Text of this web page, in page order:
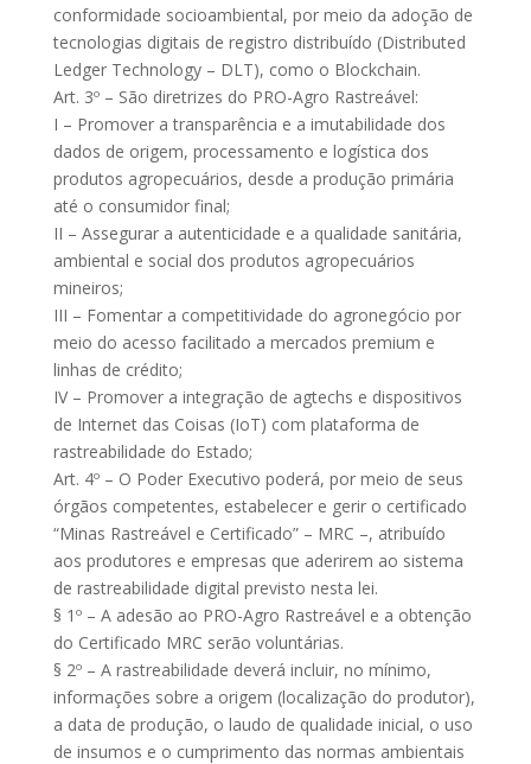
conformidade socioambiental, por meio da adoção de
tecnologias digitais de registro distribuído (Distributed
Ledger Technology – DLT), como o Blockchain.
Art. 3º – São diretrizes do PRO-Agro Rastreável:
I – Promover a transparência e a imutabilidade dos
dados de origem, processamento e logística dos
produtos agropecuários, desde a produção primária
até o consumidor final;
II – Assegurar a autenticidade e a qualidade sanitária,
ambiental e social dos produtos agropecuários
mineiros;
III – Fomentar a competitividade do agronegócio por
meio do acesso facilitado a mercados premium e
linhas de crédito;
IV – Promover a integração de agtechs e dispositivos
de Internet das Coisas (IoT) com plataforma de
rastreabilidade do Estado;
Art. 4º – O Poder Executivo poderá, por meio de seus
órgãos competentes, estabelecer e gerir o certificado
“Minas Rastreável e Certificado” – MRC –, atribuído
aos produtores e empresas que aderirem ao sistema
de rastreabilidade digital previsto nesta lei.
§ 1º – A adesão ao PRO-Agro Rastreável e a obtenção
do Certificado MRC serão voluntárias.
§ 2º – A rastreabilidade deverá incluir, no mínimo,
informações sobre a origem (localização do produtor),
a data de produção, o laudo de qualidade inicial, o uso
de insumos e o cumprimento das normas ambientais